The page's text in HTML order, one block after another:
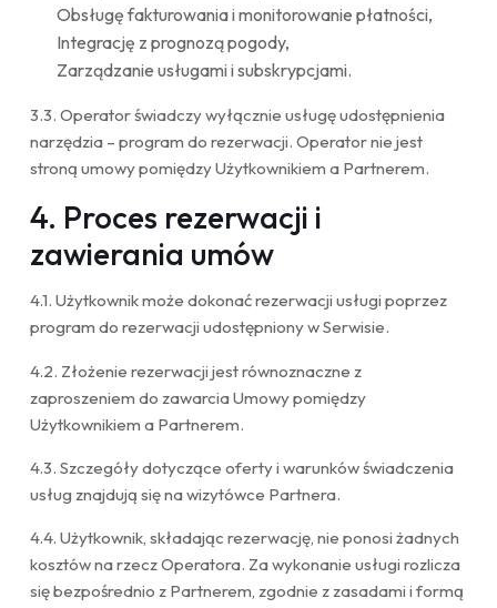
Obsługę fakturowania i monitorowanie płatności,
Integrację z prognozą pogody,
Zarządzanie usługami i subskrypcjami.
3.3. Operator świadczy wyłącznie usługę udostępnienia
narzędzia – program do rezerwacji. Operator nie jest
stroną umowy pomiędzy Użytkownikiem a Partnerem.
4. Proces rezerwacji i
zawierania umów
4.1. Użytkownik może dokonać rezerwacji usługi poprzez
program do rezerwacji udostępniony w Serwisie.
4.2. Złożenie rezerwacji jest równoznaczne z
zaproszeniem do zawarcia Umowy pomiędzy
Użytkownikiem a Partnerem.
4.3. Szczegóły dotyczące oferty i warunków świadczenia
usług znajdują się na wizytówce Partnera.
4.4. Użytkownik, składając rezerwację, nie ponosi żadnych
kosztów na rzecz Operatora. Za wykonanie usługi rozlicza
się bezpośrednio z Partnerem, zgodnie z zasadami i formą